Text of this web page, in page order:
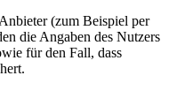
(zum Beispiel per
die Angaben des Nutzers
für den Fall, dass